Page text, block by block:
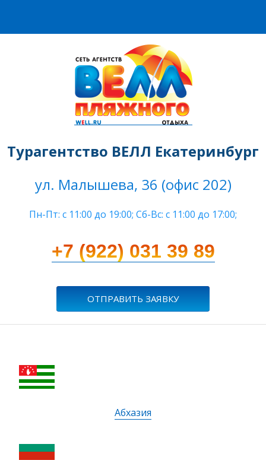
Турагентство ВЕЛЛ Екатеринбург
ул. Малышева, 36 (офис 202)
Пн-Пт: c 11:00 до 19:00; Сб-Вс: с 11:00 до 17:00;
+7 (922) 031 39 89
ОТПРАВИТЬ ЗАЯВКУ
Абхазия